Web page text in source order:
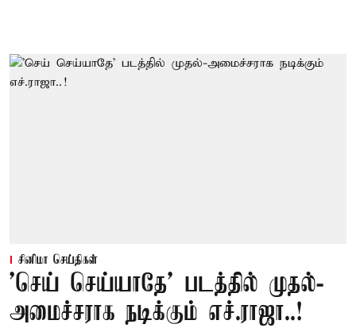
சினிமா செய்திகள்
'செய் செய்யாதே' படத்தில் முதல்-
அமைச்சராக நடிக்கும் எச்.ராஜா..!